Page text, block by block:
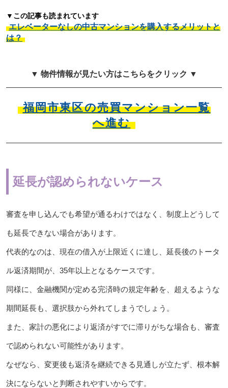
▼この記事も読まれています
エレベーターなしの中古マンションを購入するメリットと
は？
▼ 物件情報が見たい方はこちらをクリック ▼
福岡市東区の売買マンション一覧
へ進む
延長が認められないケース
審査を申し込んでも希望が通るわけではなく、制度上どうして
も延長できない場合があります。
代表的なのは、現在の借入が上限近くに達し、延長後のトータ
ル返済期間が、35年以上となるケースです。
同様に、金融機関が定める完済時の規定年齢を、超えるような
期間延長も、選択肢から外れてしまうでしょう。
また、家計の悪化により返済がすでに滞りがちな場合も、審査
で認められない可能性があります。
なぜなら、変更後も返済を継続できる見通しが立たず、根本解
決にならないと判断されやすいからです。